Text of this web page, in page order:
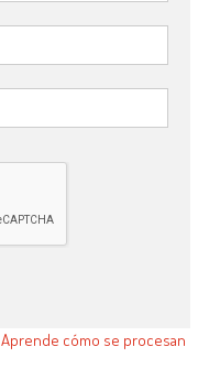
Aprende cómo se procesan